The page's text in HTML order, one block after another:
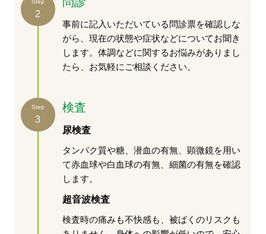
Step
2
事前に記入いただいている問診票を確認しな
がら、現在の状態や症状などについてお聞き
します。体調などに関するお悩みがありまし
たら、お気軽にご相談ください。
Step
3
検査
尿検査
タンパク質や糖、潜血の有無、顕微鏡を用い
て赤血球や白血球の有無、細菌の有無を確認
します。
超音波検査
検査時の痛みも不快感も、被ばくのリスクも